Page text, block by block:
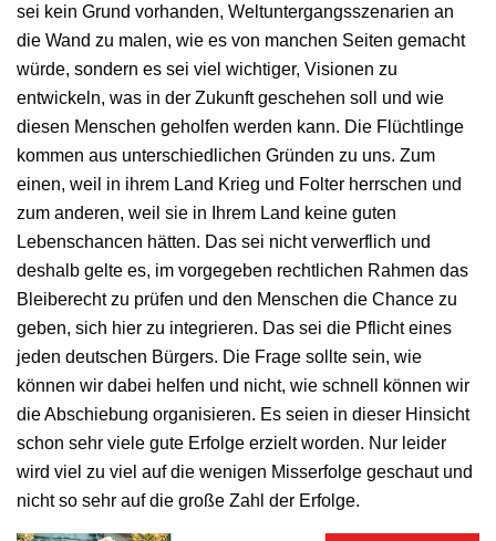
sei kein Grund vorhanden, Weltuntergangsszenarien an
die Wand zu malen, wie es von manchen Seiten gemacht
würde, sondern es sei viel wichtiger, Visionen zu
entwickeln, was in der Zukunft geschehen soll und wie
diesen Menschen geholfen werden kann. Die Flüchtlinge
kommen aus unterschiedlichen Gründen zu uns. Zum
einen, weil in ihrem Land Krieg und Folter herrschen und
zum anderen, weil sie in Ihrem Land keine guten
Lebenschancen hätten. Das sei nicht verwerflich und
deshalb gelte es, im vorgegeben rechtlichen Rahmen das
Bleiberecht zu prüfen und den Menschen die Chance zu
geben, sich hier zu integrieren. Das sei die Pflicht eines
jeden deutschen Bürgers. Die Frage sollte sein, wie
können wir dabei helfen und nicht, wie schnell können wir
die Abschiebung organisieren. Es seien in dieser Hinsicht
schon sehr viele gute Erfolge erzielt worden. Nur leider
wird viel zu viel auf die wenigen Misserfolge geschaut und
nicht so sehr auf die große Zahl der Erfolge.